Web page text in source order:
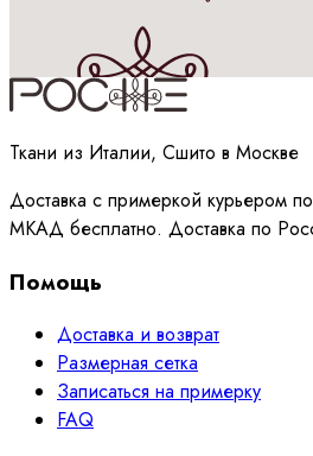
Принимаюполитикуобработки
Ткани из Италии, Сшито в Москве
Доставка с примеркой курьером
МКАД бесплатно. Доставка по
Помощь
Доставка и возврат
Размерная сетка
Записаться на примерку
FAQ